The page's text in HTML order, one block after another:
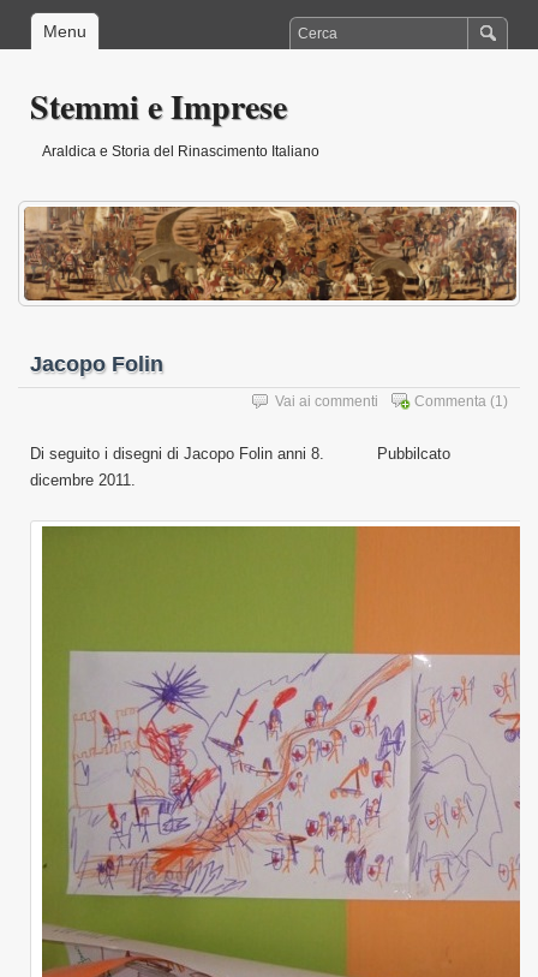
Menu
Stemmi e Imprese
Araldica e Storia del Rinascimento Italiano
Jacopo Folin
Commenta (1)
Vai ai commenti
Di seguito i disegni di Jacopo Folin anni 8. Pubbilcato
dicembre 2011.